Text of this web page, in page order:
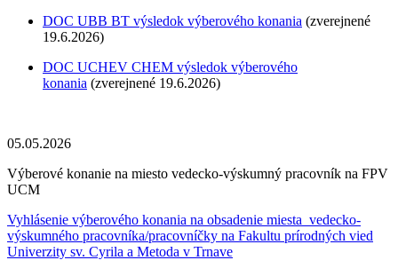
DOC UBB BT výsledok výberového konania (zverejnené
19.6.2026)
DOC UCHEV CHEM výsledok výberového
konania (zverejnené 19.6.2026)
05.05.2026
Výberové konanie na miesto vedecko-výskumný pracovník na FPV
UCM
Vyhlásenie výberového konania na obsadenie miesta vedecko-
výskumného pracovníka/pracovníčky na Fakultu prírodných vied
Univerzity sv. Cyrila a Metoda v Trnave